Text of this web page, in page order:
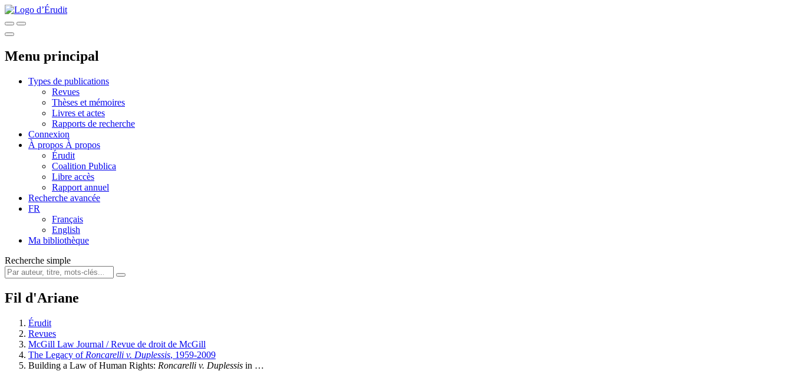
Menu principal
Types de publications
Revues
Thèses et mémoires
Livres et actes
Rapports de recherche
Connexion
À propos À propos
Érudit
Coalition Publica
Libre accès
Rapport annuel
Recherche avancée
FR
Français
English
Ma bibliothèque
Recherche simple
Fil d'Ariane
Érudit
Revues
McGill Law Journal / Revue de droit de McGill
The Legacy of Roncarelli v. Duplessis, 1959-2009
Building a Law of Human Rights: Roncarelli v. Duplessis in …